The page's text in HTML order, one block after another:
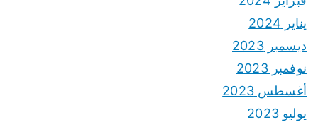
يناير 2024
ديسمبر 2023
نوفمبر 2023
أغسطس 2023
يوليو 2023